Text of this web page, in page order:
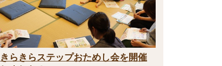
きらきらステップおためし会を開催